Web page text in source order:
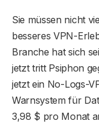
Sie müssen nicht
besseres VPN-
Branche hat sich
jetzt tritt Psiphon
jetzt ein No-Logs-
Warnsystem für
3,98 $ pro Monat